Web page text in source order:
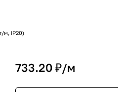
м, IP20)
733.20 ₽/м